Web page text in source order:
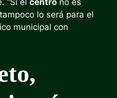
lo será para el
municipal con